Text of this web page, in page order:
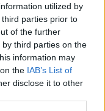
utilized by
parties prior to
of the further
third parties on the
information may
the IAB’s List of
disclose it to other
cómo se